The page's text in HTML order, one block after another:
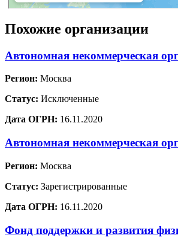
Похожие организации
Автономная некоммерческая
Регион: Москва
Статус: Исключенные
Дата ОГРН: 16.11.2020
Автономная некоммерческая
Регион: Москва
Статус: Зарегистрированные
Дата ОГРН: 16.11.2020
Фонд поддержки и развития